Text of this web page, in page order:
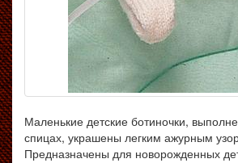
Маленькие детские ботиночки,
спицах, украшены легким ажурным
Предназначены для новорожденных